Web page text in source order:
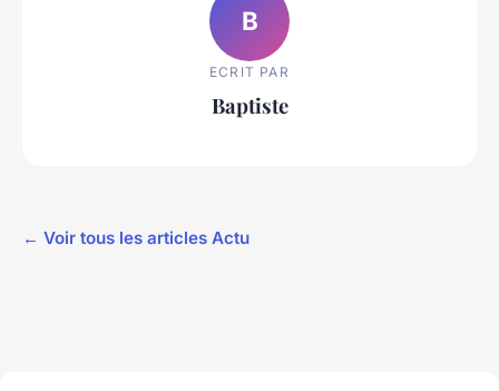
B
ECRIT PAR
Baptiste
← Voir tous les articles Actu